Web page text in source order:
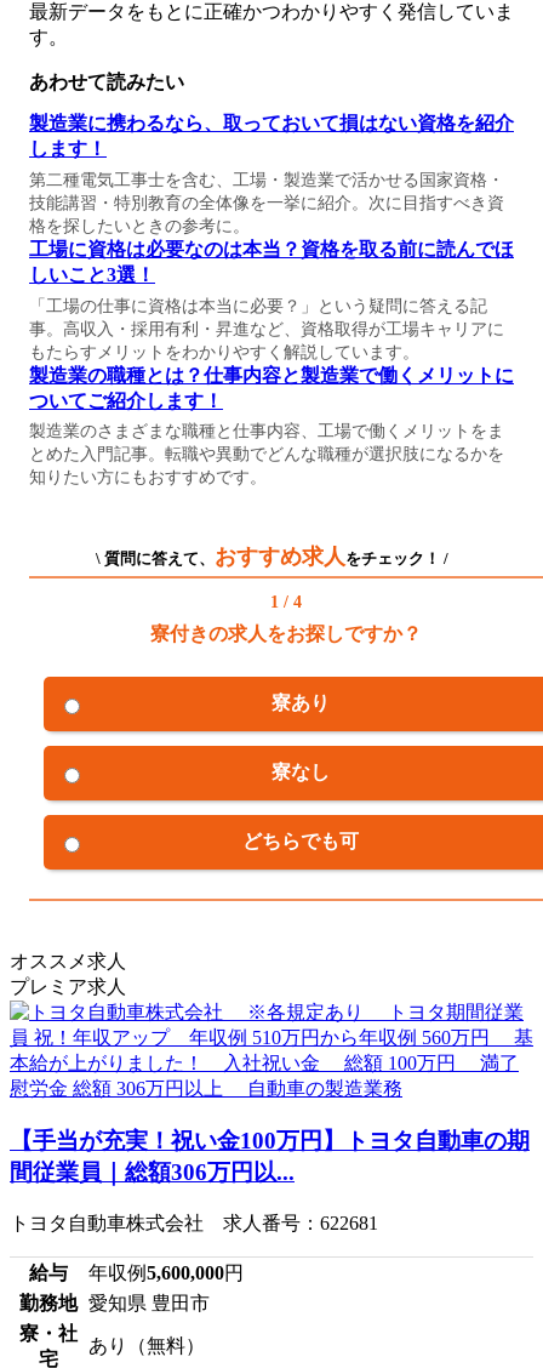
最新データをもとに正確かつわかりやすく発信していま
す。
あわせて読みたい
製造業に携わるなら、取っておいて損はない資格を紹介
します！
第二種電気工事士を含む、工場・製造業で活かせる国家資格・
技能講習・特別教育の全体像を一挙に紹介。次に目指すべき資
格を探したいときの参考に。
工場に資格は必要なのは本当？資格を取る前に読んでほ
しいこと3選！
「工場の仕事に資格は本当に必要？」という疑問に答える記
事。高収入・採用有利・昇進など、資格取得が工場キャリアに
もたらすメリットをわかりやすく解説しています。
製造業の職種とは？仕事内容と製造業で働くメリットに
ついてご紹介します！
製造業のさまざまな職種と仕事内容、工場で働くメリットをま
とめた入門記事。転職や異動でどんな職種が選択肢になるかを
知りたい方にもおすすめです。
\ 質問に答えて、 おすすめ求人をチェック！ /
1 / 4
寮付きの求人をお探しですか？
寮あり
寮なし
どちらでも可
オススメ求人
プレミア求人
【手当が充実！祝い金100万円】トヨタ自動車の期
間従業員｜総額306万円以...
トヨタ自動車株式会社 求人番号：622681
給与 年収例5,600,000円
勤務地 愛知県 豊田市
寮・社
宅
あり（無料）